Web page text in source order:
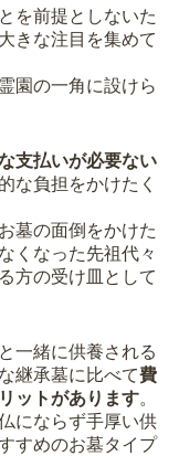
を前提としないた
きな注目を集めて
園の一角に設けら
支払いが必要ない
な負担をかけたく
墓の面倒をかけた
くなった先祖代々
方の受け皿として
一緒に供養される
継承墓に比べて費
ットがあります。
にならず手厚い供
すめのお墓タイプ